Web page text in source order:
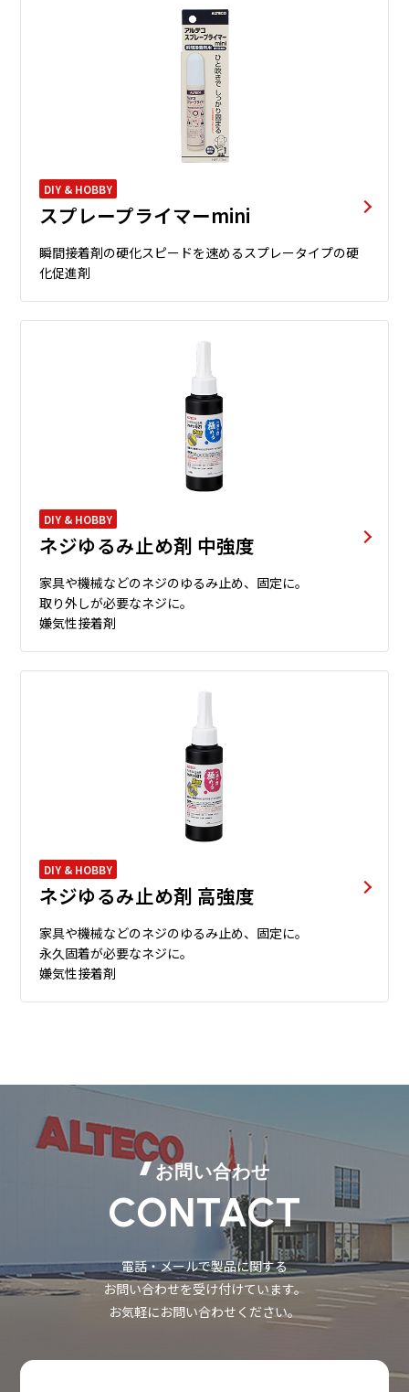
DIY & HOBBY
スプレープライマーmini
瞬間接着剤の硬化スピードを速めるスプレータイプの硬
化促進剤
DIY & HOBBY
ネジゆるみ止め剤 中強度
家具や機械などのネジのゆるみ止め、固定に。
取り外しが必要なネジに。
嫌気性接着剤
DIY & HOBBY
ネジゆるみ止め剤 高強度
家具や機械などのネジのゆるみ止め、固定に。
永久固着が必要なネジに。
嫌気性接着剤
お問い合わせ
CONTACT
電話・メールで製品に関する
お問い合わせを受け付けています。
お気軽にお問い合わせください。